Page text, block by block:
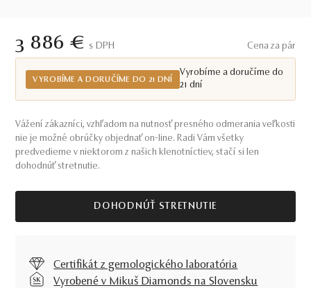
3 886 € S DPH Cena za pár
VYROBÍME A DORUČÍME DO 21 DNÍ
Vyrobíme a doručíme do
21 dní
Vážení zákazníci, vzhľadom na nutnosť presného odmerania veľkosti
nie je možné obrúčky objednať on-line. Radi Vám všetky
predvedieme v niektorom z našich klenotníctiev, stačí si len
dohodnúť stretnutie.
DOHODNÚŤ STRETNUTIE
Certifikát z gemologického laboratória
Vyrobené v Mikuš Diamonds na Slovensku